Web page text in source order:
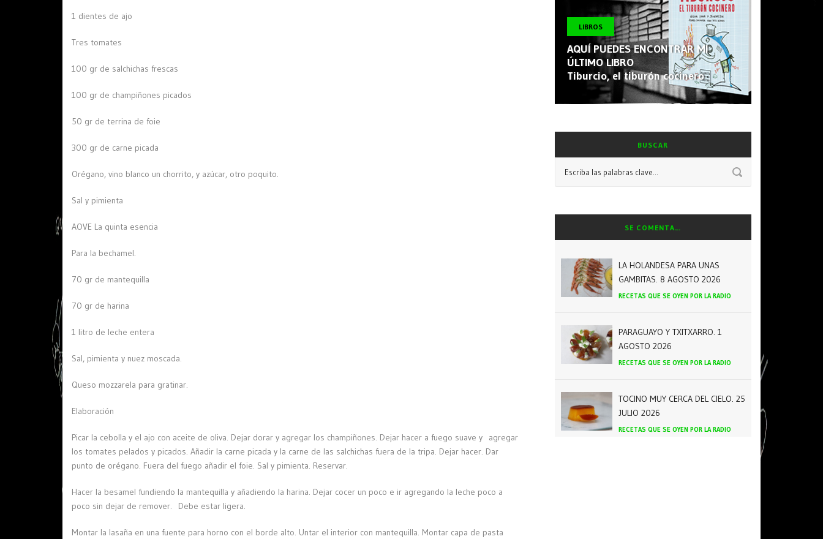
1 dientes de ajo
Tres tomates
100 gr de salchichas frescas
100 gr de champiñones picados
50 gr de terrina de foie
300 gr de carne picada
Orégano, vino blanco un chorrito, y azúcar, otro poquito.
Sal y pimienta
AOVE La quinta esencia
Para la bechamel.
70 gr de mantequilla
70 gr de harina
1 litro de leche entera
Sal, pimienta y nuez moscada.
Queso mozzarela para gratinar.
Elaboración
Picar la cebolla y el ajo con aceite de oliva. Dejar dorar y agregar los champiñones. Dejar hacer a fuego suave y agregar
los tomates pelados y picados. Añadir la carne picada y la carne de las salchichas fuera de la tripa. Dejar hacer. Dar
punto de orégano. Fuera del fuego añadir el foie. Sal y pimienta. Reservar.
Hacer la besamel fundiendo la mantequilla y añadiendo la harina. Dejar cocer un poco e ir agregando la leche poco a
poco sin dejar de remover. Debe estar ligera.
Montar la lasaña en una fuente para horno con el borde alto. Untar el interior con mantequilla. Montar capa de pasta
LIBROS
AQUÍ PUEDES ENCONTRAR MI
ÚLTIMO LIBRO
Tiburcio, el tiburón cocinero
BUSCAR
SE COMENTA…
LA HOLANDESA PARA UNAS
GAMBITAS. 8 AGOSTO 2026
RECETAS QUE SE OYEN POR LA RADIO
PARAGUAYO Y TXITXARRO. 1
AGOSTO 2026
RECETAS QUE SE OYEN POR LA RADIO
TOCINO MUY CERCA DEL CIELO. 25
JULIO 2026
RECETAS QUE SE OYEN POR LA RADIO